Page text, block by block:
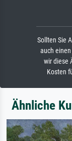
Sollten Sie
auch
wir diese
Kosten
Ähnliche